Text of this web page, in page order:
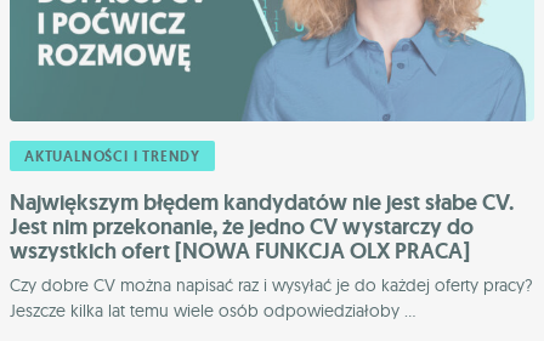
AKTUALNOŚCI I TRENDY
Największym błędem kandydatów nie jest słabe CV.
Jest nim przekonanie, że jedno CV wystarczy do
wszystkich ofert [NOWA FUNKCJA OLX PRACA]
Czy dobre CV można napisać raz i wysyłać je do każdej oferty pracy?
Jeszcze kilka lat temu wiele osób odpowiedziałoby ...